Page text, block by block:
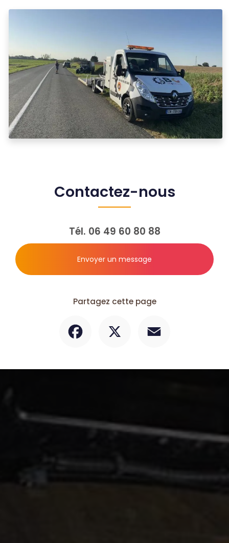
Contactez-nous
Tél. 06 49 60 80 88
Envoyer un message
Partagez cette page